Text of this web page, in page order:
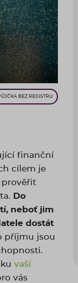
BEZ REGISTRU
finanční
cílem je
prověřit
Do
neboť jim
dostát
příjmu jsou
vaší
vás